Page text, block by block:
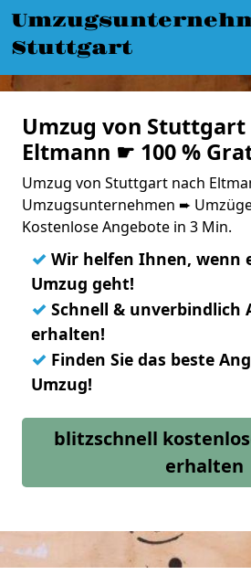
Stuttgart
Umzug von Stuttgart
Eltmann ☛ 100 %
Umzug von Stuttgart nach
Umzugsunternehmen ➨
Kostenlose Angebote in 3 Min.
✓ Wir helfen Ihnen, wenn
Umzug geht!
✓ Schnell & unverbindlich
erhalten!
✓ Finden Sie das beste
Umzug!
blitzschnell
erhalten